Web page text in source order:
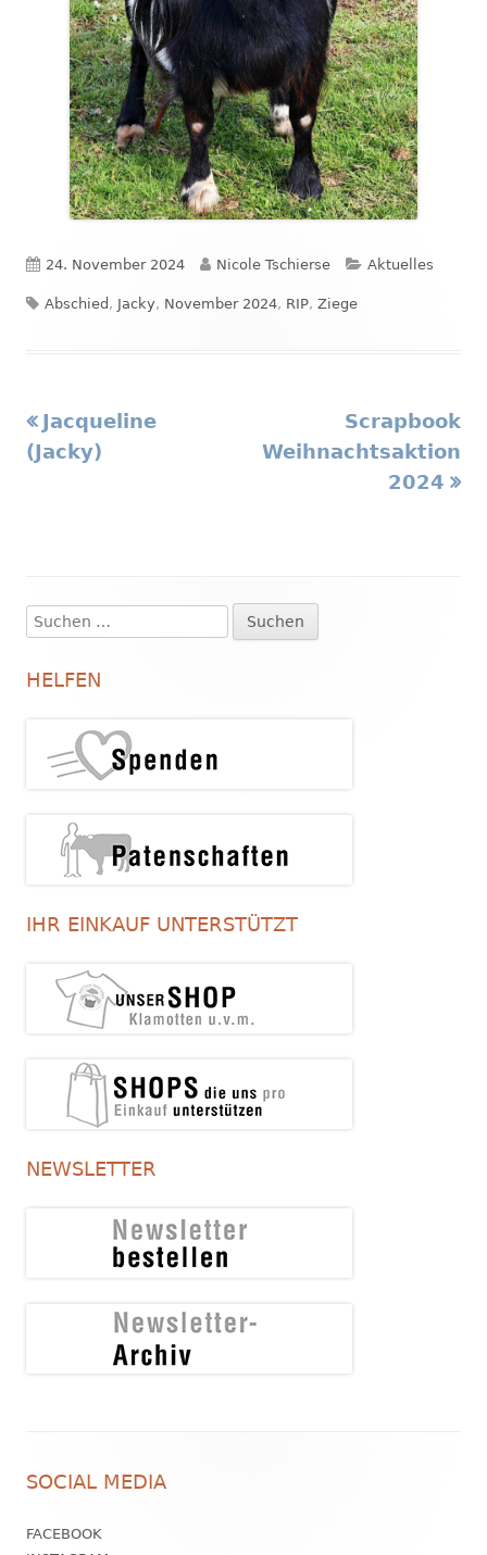
Veröffentlicht
am
24. November 2024 Autor
Nicole Tschierse Kategorien
Aktuelles
Schlagwörter
Abschied , Jacky, November 2024, RIP, Ziege
Beitragsnavigation
Vorheriger
Beitrag:
Jacqueline
(Jacky)
Nächster
Beitrag
Scrapbook
Weihnachtsaktion
2024
Haupt-
Seitenleiste
Suchen
nach:
HELFEN
IHR EINKAUF UNTERSTÜTZT
NEWSLETTER
Inhalt
SOCIAL MEDIA
FACEBOOK